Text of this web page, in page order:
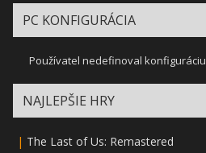
PC KONFIGURÁCIA
Používatel nedefinoval konfiguráciu
NAJLEPŠIE HRY
| The Last of Us: Remastered